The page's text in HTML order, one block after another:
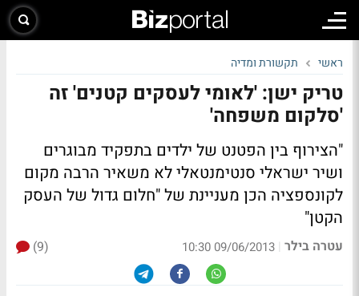
ראשי תקשורת ומדיה
טריק ישן: 'לאומי לעסקים קטנים' זה
'סלקום משפחה'
"הצירוף בין הפטנט של ילדים בתפקיד מבוגרים
ושיר ישראלי סנטימנטאלי לא משאיר הרבה מקום
לקונספציה הכן מעניינת של "חלום גדול של העסק
הקטן"
עטרה בילר |
09/06/2013 10:30
(9)